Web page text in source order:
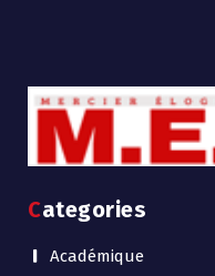
Categories
Académique